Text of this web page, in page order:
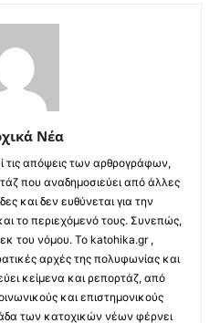
Νέα
τις απόψεις των αρθρογράφων,
που αναδημοσιεύει από άλλες
και δεν ευθύνεται για την
το περιεχόμενό τους. Συνεπώς,
του νόμου. Το katohika.gr ,
αρχές της πολυφωνίας και
κείμενα και ρεπορτάζ, από
και επιστημονικούς
των κατοχικών νέων φέρνει